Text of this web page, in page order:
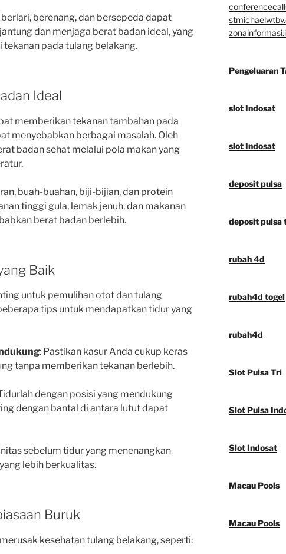
berenang, dan bersepeda dapat
dan menjaga berat badan ideal, yang
pada tulang belakang.
Ideal
memberikan tekanan tambahan pada
menyebabkan berbagai masalah. Oleh
badan sehat melalui pola makan yang
buah-buahan, biji-bijian, dan protein
tinggi gula, lemak jenuh, dan makanan
berat badan berlebih.
Baik
untuk pemulihan otot dan tulang
tips untuk mendapatkan tidur yang
: Pastikan kasur Anda cukup keras
tanpa memberikan tekanan berlebih.
dengan posisi yang mendukung
dengan bantal di antara lutut dapat
sebelum tidur yang menenangkan
lebih berkualitas.
Buruk
kesehatan tulang belakang, seperti:
Pengeluaran
slot Indosat
slot Indosat
deposit pulsa
deposit pulsa
rubah 4d
rubah4d togel
rubah4d
Slot Pulsa Tri
Slot Pulsa
Slot Indosat
Macau Pools
Macau Pools